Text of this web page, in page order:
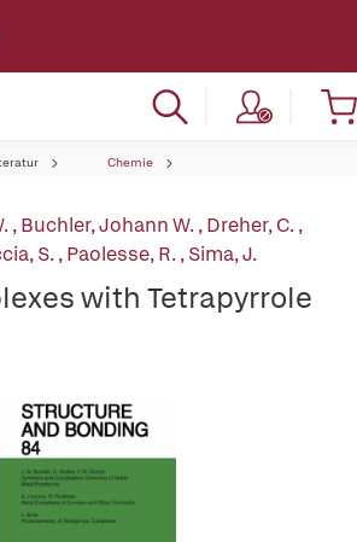
Chemie
,Buchler, Johann W.,Dreher, C.,
S.,Paolesse, R.,Sima, J.
with Tetrapyrrole